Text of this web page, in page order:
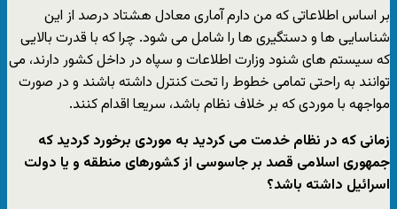
بر اساس اطلاعاتی که من دارم آماری معادل هشتاد درصد از این
شناسایی ها و دستگیری ها را شامل می شود. چرا که با قدرت بالایی
که سیستم های شنود وزارت اطلاعات و سپاه در داخل کشور دارند، می
توانند به راحتی تمامی خطوط را تحت کنترل داشته باشند و در صورت
مواجهه با موردی که بر خلاف نظام باشد، سریعا اقدام کنند.
زمانی که در نظام خدمت می کردید به موردی برخورد کردید که
جمهوری اسلامی قصد بر جاسوسی از کشورهای منطقه و یا دولت
اسرائیل داشته باشد؟